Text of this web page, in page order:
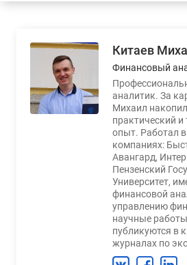
Китаев
Финансовый
аналитик. За
Михаил
практический и
опыт. Работал
компаниях:
Авангард,
Пензенский
Университет,
финансовой
управлению
научные
публикуются в
журналах по